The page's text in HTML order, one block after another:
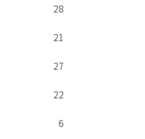
28
21
27
22
6